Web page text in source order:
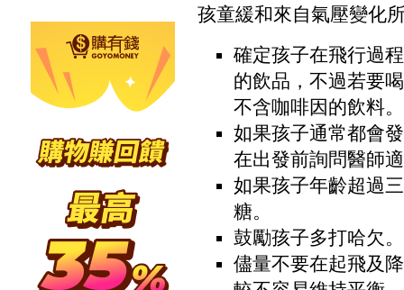
孩童緩和來自氣壓變化
確定孩子在飛行過
的飲品，不過若要
不含咖啡因的飲料。
如果孩子通常都會
在出發前詢問醫師
如果孩子年齡超過
糖。
鼓勵孩子多打哈欠。
儘量不要在起飛及